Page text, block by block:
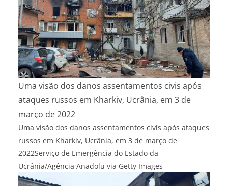
Uma visão dos danos assentamentos civis após
ataques russos em Kharkiv, Ucrânia, em 3 de
março de 2022
Uma visão dos danos assentamentos civis após ataques
russos em Kharkiv, Ucrânia, em 3 de março de
2022Serviço de Emergência do Estado da
Ucrânia/Agência Anadolu via Getty Images